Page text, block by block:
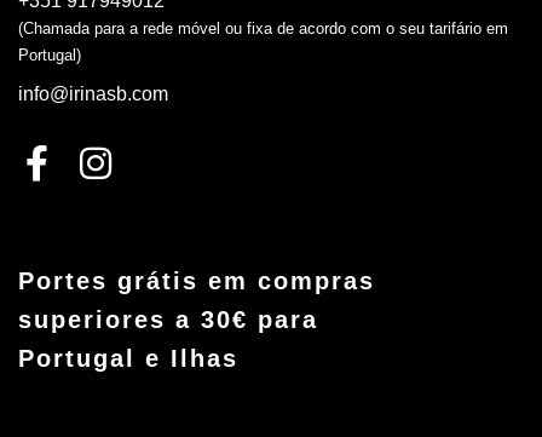
(Chamada para a rede móvel ou fixa de acordo com o seu tarifário em
Portugal)
info@irinasb.com
Portes grátis em compras
superiores a 30€ para
Portugal e Ilhas